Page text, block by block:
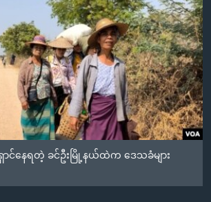
ား
ာင်နေရတဲ့ ခင်ဦးမြို့နယ်ထဲက ဒေသခံများ